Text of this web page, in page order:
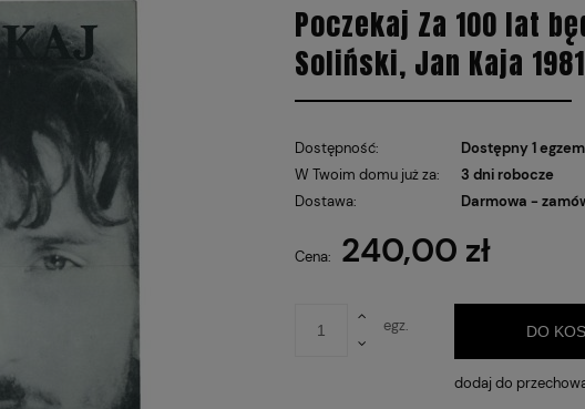
Poczekaj Za 100 lat
Soliński, Jan Kaja
Dostępność:
Dostępny 1
W Twoim domu już za:
3 dni robocze
Dostawa:
Darmowa -
Cena nie
Cena: 240,00 zł
egz. DO
dodaj do